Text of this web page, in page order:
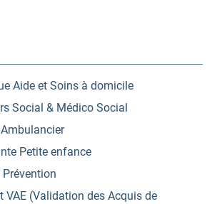
Aide et Soins à domicile
Social & Médico Social
Petite enfance
Prévention
VAE (Validation des Acquis de